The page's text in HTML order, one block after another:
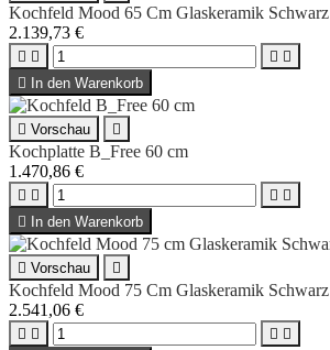
Kochfeld Mood 65 Cm Glaskeramik Schwarz
2.139,73 €
   
 In den Warenkorb
 Vorschau 
Kochplatte B_Free 60 cm
1.470,86 €
   
 In den Warenkorb
 Vorschau 
Kochfeld Mood 75 Cm Glaskeramik Schwarz
2.541,06 €
   